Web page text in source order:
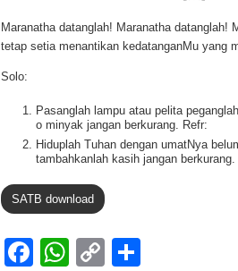
Maranatha datanglah! Maranatha
tetap setia menantikan kedatanganMu yang
Solo:
Pasanglah lampu atau pelita
o minyak jangan berkurang. Refr:
Hiduplah Tuhan dengan umatNya
tambahkanlah kasih jangan berkurang.
SATB download
F
W
C